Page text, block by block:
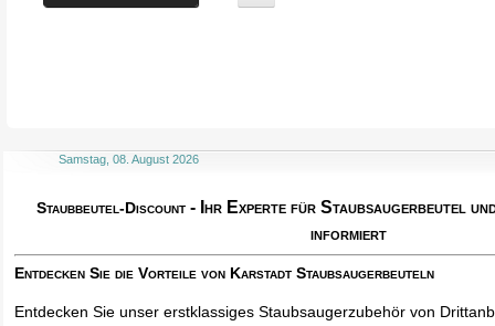
Samstag, 08. August 2026
Staubbeutel-Discount - Ihr Experte für Staubsaugerbeutel
informiert
Entdecken Sie die Vorteile von Karstadt Staubsaugerbeuteln
Entdecken Sie unser erstklassiges Staubsaugerzubehör von